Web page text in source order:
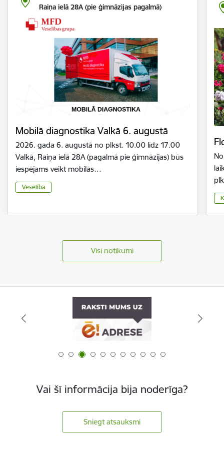
Raiņa ielā 28A (pie ģimnāzijas pagalmā)
Mobilā diagnostika Valkā 6. augustā
2026. gada 6. augustā no plkst. 10.00 līdz 17.00
Valkā, Raiņa ielā 28A (pagalmā pie ģimnāzijas) būs
iespējams veikt mobilās…
Veselība
Visi notikumi
Vai šī informācija bija noderīga?
Sniegt atsauksmi